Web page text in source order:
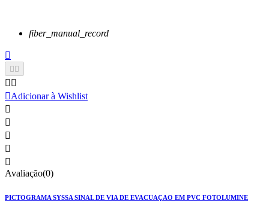
fiber_manual_record


 
Adicionar à Wishlist





Avaliação(0)
PICTOGRAMA SYSSA SINAL DE VIA DE EVACUAÇAO EM PVC FOTOLUMINE